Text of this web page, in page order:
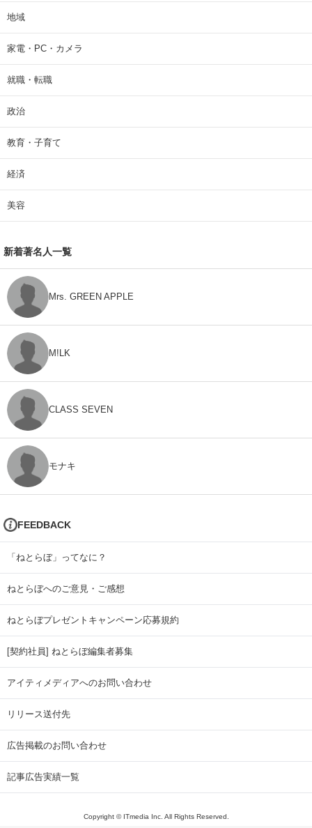
地域
家電・PC・カメラ
就職・転職
政治
教育・子育て
経済
美容
新着著名人一覧
Mrs. GREEN APPLE
M!LK
CLASS SEVEN
モナキ
FEEDBACK
「ねとらぼ」ってなに？
ねとらぼへのご意見・ご感想
ねとらぼプレゼントキャンペーン応募規約
[契約社員] ねとらぼ編集者募集
アイティメディアへのお問い合わせ
リリース送付先
広告掲載のお問い合わせ
記事広告実績一覧
Copyright © ITmedia Inc. All Rights Reserved.